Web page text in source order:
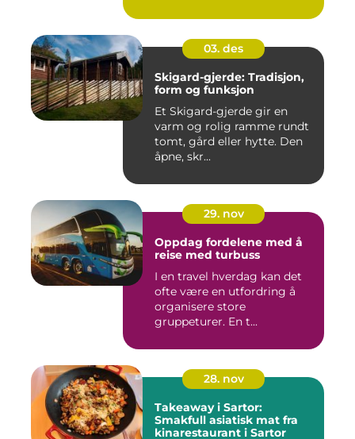
03. des
Skigard-gjerde: Tradisjon,
form og funksjon
Et Skigard-gjerde gir en
varm og rolig ramme rundt
tomt, gård eller hytte. Den
åpne, skr...
29. nov
Oppdag fordelene med å
reise med turbuss
I en travel hverdag kan det
ofte være en utfordring å
organisere store
gruppeturer. En t...
28. nov
Takeaway i Sartor:
Smakfull asiatisk mat fra
kinarestaurant i Sartor